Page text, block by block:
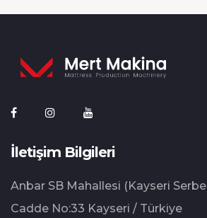
İletişim Bilgileri
Anbar SB Mahallesi (Kayseri
⁠Cadde No:33 Kayseri / Türkiye